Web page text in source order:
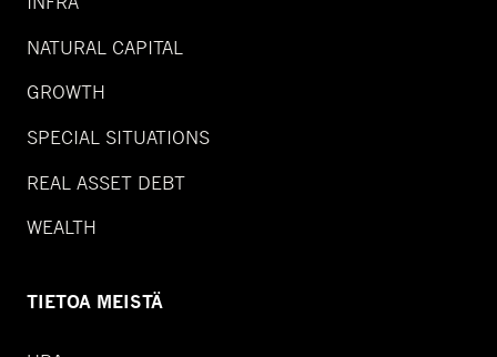
NATURAL CAPITAL
GROWTH
SPECIAL SITUATIONS
REAL ASSET DEBT
WEALTH
TIETOA MEISTÄ